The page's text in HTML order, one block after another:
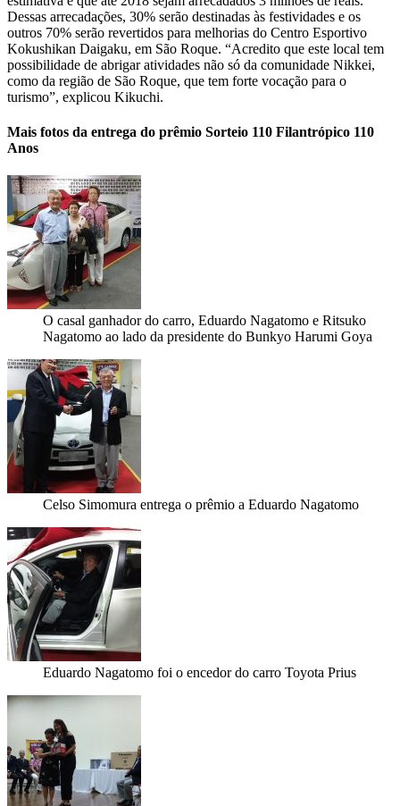
Dessas arrecadações, 30% serão destinadas às festividades e os
outros 70% serão revertidos para melhorias do Centro Esportivo
Kokushikan Daigaku, em São Roque. “Acredito que este local tem
possibilidade de abrigar atividades não só da comunidade Nikkei,
como da região de São Roque, que tem forte vocação para o
turismo”, explicou Kikuchi.
Mais fotos da entrega do prêmio Sorteio 110 Filantrópico 110
Anos
O casal ganhador do carro, Eduardo Nagatomo e Ritsuko
Nagatomo ao lado da presidente do Bunkyo Harumi Goya
Celso Simomura entrega o prêmio a Eduardo Nagatomo
Eduardo Nagatomo foi o encedor do carro Toyota Prius